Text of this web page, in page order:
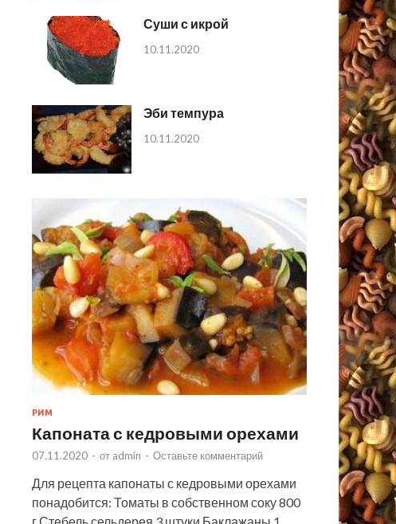
Суши с икрой
10.11.2020
Эби темпура
10.11.2020
РИМ
Капоната с кедровыми орехами
07.11.2020 - от admin - Оставьте комментарий
Для рецепта капонаты с кедровыми орехами
понадобится: Томаты в собственном соку 800